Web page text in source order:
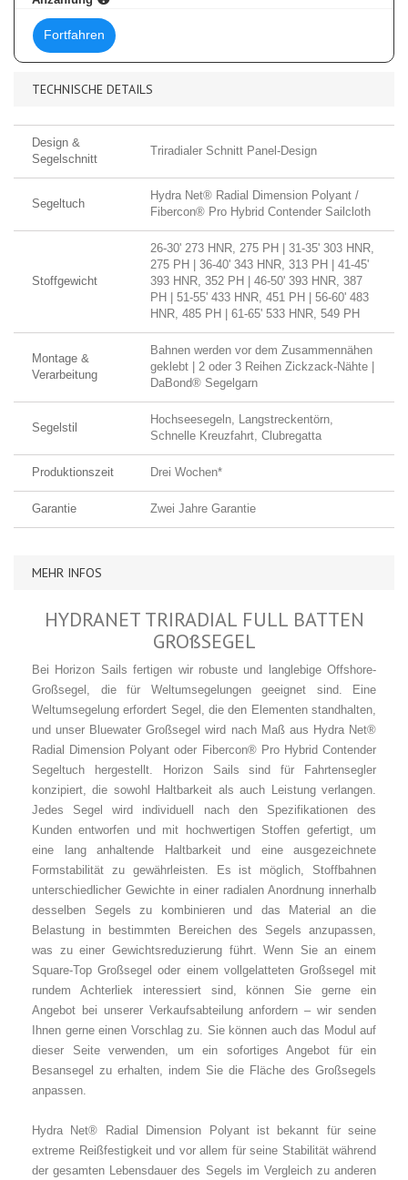
Fortfahren
TECHNISCHE DETAILS
Design &
Segelschnitt
Triradialer Schnitt Panel-Design
Segeltuch
Hydra Net® Radial Dimension Polyant /
Fibercon® Pro Hybrid Contender Sailcloth
Stoffgewicht
26-30' 273 HNR, 275 PH | 31-35' 303 HNR,
275 PH | 36-40' 343 HNR, 313 PH | 41-45'
393 HNR, 352 PH | 46-50' 393 HNR, 387
PH | 51-55' 433 HNR, 451 PH | 56-60' 483
HNR, 485 PH | 61-65' 533 HNR, 549 PH
Montage &
Verarbeitung
Bahnen werden vor dem Zusammennähen
geklebt | 2 oder 3 Reihen Zickzack-Nähte |
DaBond® Segelgarn
Segelstil
Hochseesegeln, Langstreckentörn,
Schnelle Kreuzfahrt, Clubregatta
Produktionszeit Drei Wochen*
Garantie Zwei Jahre Garantie
MEHR INFOS
HYDRANET TRIRADIAL FULL BATTEN
GROßSEGEL
Bei Horizon Sails fertigen wir robuste und langlebige Offshore-
Großsegel, die für Weltumsegelungen geeignet sind. Eine
Weltumsegelung erfordert Segel, die den Elementen standhalten,
und unser Bluewater Großsegel wird nach Maß aus Hydra Net®
Radial Dimension Polyant oder Fibercon® Pro Hybrid Contender
Segeltuch hergestellt. Horizon Sails sind für Fahrtensegler
konzipiert, die sowohl Haltbarkeit als auch Leistung verlangen.
Jedes Segel wird individuell nach den Spezifikationen des
Kunden entworfen und mit hochwertigen Stoffen gefertigt, um
eine lang anhaltende Haltbarkeit und eine ausgezeichnete
Formstabilität zu gewährleisten. Es ist möglich, Stoffbahnen
unterschiedlicher Gewichte in einer radialen Anordnung innerhalb
desselben Segels zu kombinieren und das Material an die
Belastung in bestimmten Bereichen des Segels anzupassen,
was zu einer Gewichtsreduzierung führt. Wenn Sie an einem
Square-Top Großsegel oder einem vollgelatteten Großsegel mit
rundem Achterliek interessiert sind, können Sie gerne ein
Angebot bei unserer Verkaufsabteilung anfordern – wir senden
Ihnen gerne einen Vorschlag zu. Sie können auch das Modul auf
dieser Seite verwenden, um ein sofortiges Angebot für ein
Besansegel zu erhalten, indem Sie die Fläche des Großsegels
anpassen.
Hydra Net® Radial Dimension Polyant ist bekannt für seine
extreme Reißfestigkeit und vor allem für seine Stabilität während
der gesamten Lebensdauer des Segels im Vergleich zu anderen